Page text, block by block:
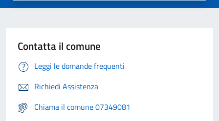
Contatta il comune
Leggi le domande frequenti
Richiedi Assistenza
Chiama il comune 07349081